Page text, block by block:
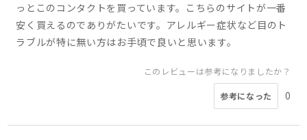
っとこのコンタクトを買っています。こちらのサイトが一番
安く買えるのでありがたいです。アレルギー症状など目のト
ラブルが特に無い方はお手頃で良いと思います。
このレビューは参考になりましたか？
参考になった 0